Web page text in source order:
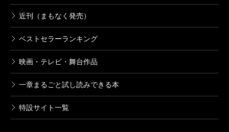
ば、本書に記された悩みや葛藤を打ち砕くための解決
法や思考法は、読者それぞれの現実にも適用できるは
ず。
物語の最終盤で顔を出す、あなたの利他的な行動は
化の恐怖を反転させるパワーが感じられるものだっ
近刊（まもなく発売）
ベストセラーランキング
映画・テレビ・舞台作品
一章まるごと試し読みできる本
特設サイト一覧